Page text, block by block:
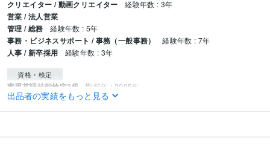
クリエイター / 動画クリエイター 経験年数 : 3年
営業 / 法人営業
管理 / 総務
経験年数 : 5年
事務・ビジネスサポート / 事務（一般事務） 経験年数 : 7年
人事 / 新卒採用 経験年数 : 3年
資格・検定
実用英語技能検定2級 取得年 : 2005年
TOEIC 取得年 : 2013年
出品者の実績をもっと見る